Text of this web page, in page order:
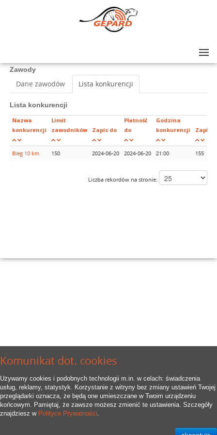
Komunikat dot. cookies
Używamy cookies i podobnych technologii m.in. w celach: świadczenia
usług, reklamy, statystyk. Korzystanie z witryny bez zmiany ustawień Twojej
przeglądarki oznacza, że będą one umieszczane w Twoim urządzeniu
końcowym. Pamiętaj, że zawsze możesz zmienić te ustawienia. Szczegóły
znajdziesz w Polityce Prywatności.
Zawody
Dane zawodów Lista konkurencji
Lista konkurencji
Nazwa
konkurencji
Limit
zawodników
Zapis do
Płatność
do
Godzina
konkurencji
Bieg 10 km 150 2024-06-20 2024-06-20 21:00 155
Liczba rekordów na stronie: